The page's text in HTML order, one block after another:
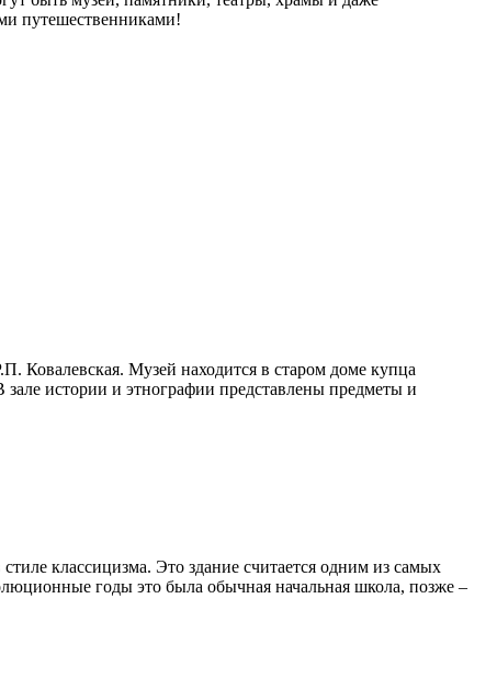
путешественниками!
Ковалевская. Музей находится в старом доме купца
истории и этнографии представлены предметы и
классицизма. Это здание считается одним из самых
годы это была обычная начальная школа, позже –